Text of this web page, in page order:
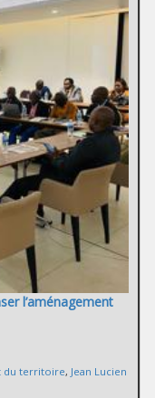
l’aménagement
du territoire, Jean Lucien